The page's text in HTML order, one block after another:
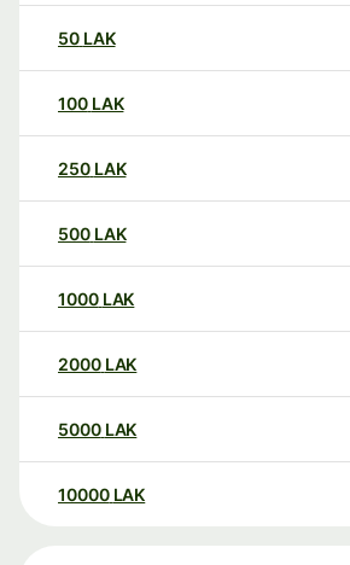
50 LAK
100 LAK
250 LAK
500 LAK
1000 LAK
2000 LAK
5000 LAK
10000 LAK